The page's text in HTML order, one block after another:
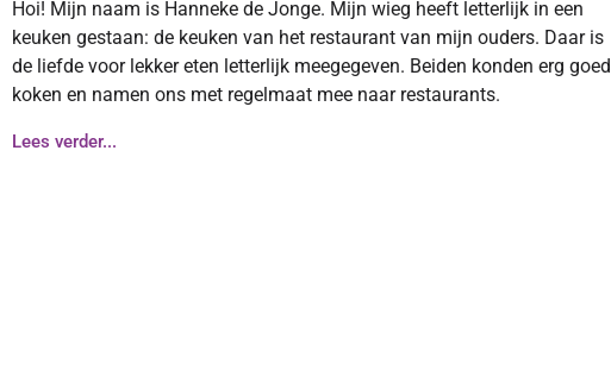
Hoi! Mijn naam is Hanneke de Jonge. Mijn wieg heeft letterlijk in een
keuken gestaan: de keuken van het restaurant van mijn ouders. Daar is
de liefde voor lekker eten letterlijk meegegeven. Beiden konden erg goed
koken en namen ons met regelmaat mee naar restaurants.
Lees verder...